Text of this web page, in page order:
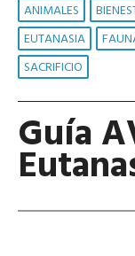
ANIMALES
EUTANASIA
SACRIFICIO
Guía